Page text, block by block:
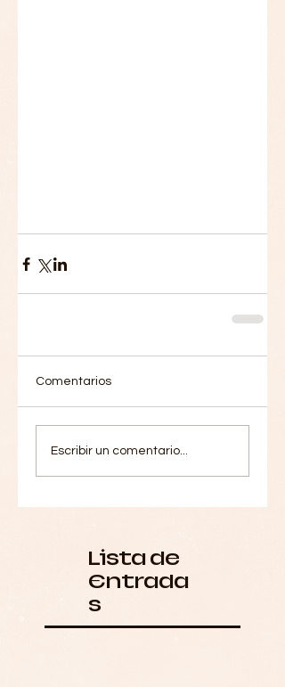
Comentarios
Escribir un comentario...
Lista de
Entrada
s